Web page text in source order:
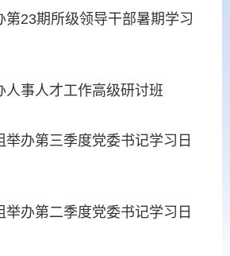
第23期所级领导干部暑期学习
人事人才工作高级研讨班
举办第三季度党委书记学习日
举办第二季度党委书记学习日